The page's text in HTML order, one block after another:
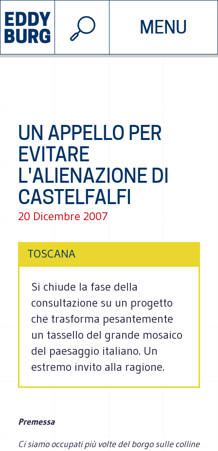
MENU
INIZIATIVE CHI SIAMO
© 2026 EDDYBURG
UN APPELLO PER
EVITARE
L'ALIENAZIONE DI
CASTELFALFI
20 Dicembre 2007
TOSCANA
Si chiude la fase della
consultazione su un progetto
che trasforma pesantemente
un tassello del grande mosaico
del paesaggio italiano. Un
estremo invito alla ragione.
Premessa
Ci siamo occupati più volte del borgo sulle colline